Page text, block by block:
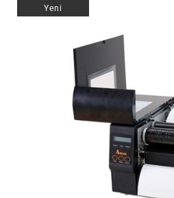
Yeni